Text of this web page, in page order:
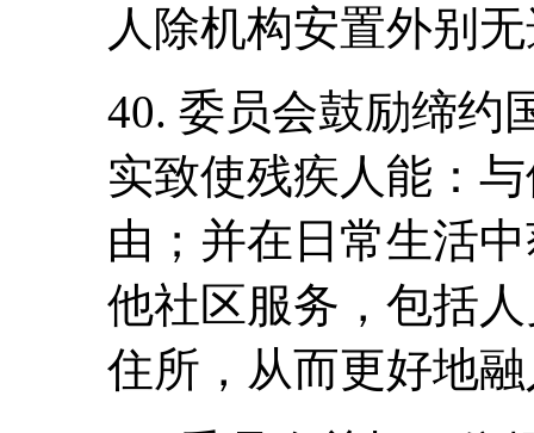
人除机构安置外别
40. 委员会鼓励缔约
实致使残疾人能：
由；并在日常生活
他社区服务，包括
住所，从而更好地